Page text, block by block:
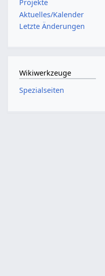
Projekte
Aktuelles/Kalender
Letzte Änderungen
Wikiwerkzeuge
Spezialseiten